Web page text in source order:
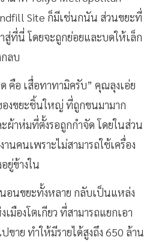
Site ก็มีเช่นกนัน ส่วนขยะที่
สู่ที่นี่ โดยจะถูกย่อยและบดให้เล็ก
กลบ
คือ เสื่อทาทามิครับ” คุณลุงเอ่ย
องขยะชิ้นใหญ่ ที่ถูกขนมามาก
าห่มที่ตั้งรอถูกกำจัด โดยในส่วน
นคนเพราะไม่สามารถใช้เครื่อง
ยู่ข้างใน
อนขยะทั้งหลาย กลับเป็นแหล่ง
มืองโตเกียว ที่สามารถแยกเอา
ขาย ทำให้มีรายได้สูงถึง 650 ล้าน